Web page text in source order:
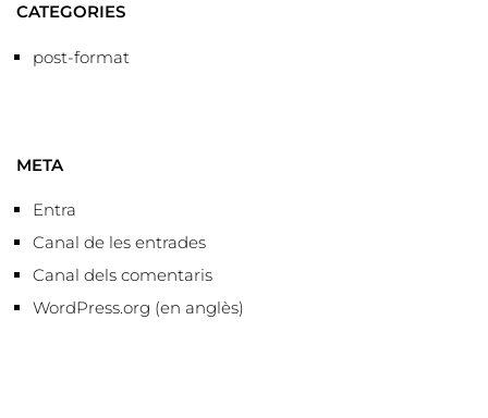
CATEGORIES
post-format
META
Entra
Canal de les entrades
Canal dels comentaris
WordPress.org (en anglès)